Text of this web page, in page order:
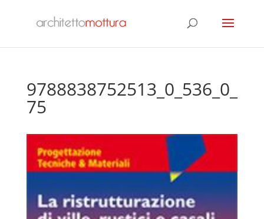
9788838752513_0_536_0_
75